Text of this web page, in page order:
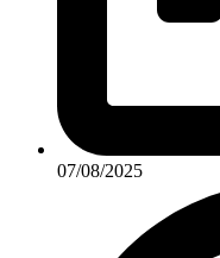
07/08/2025